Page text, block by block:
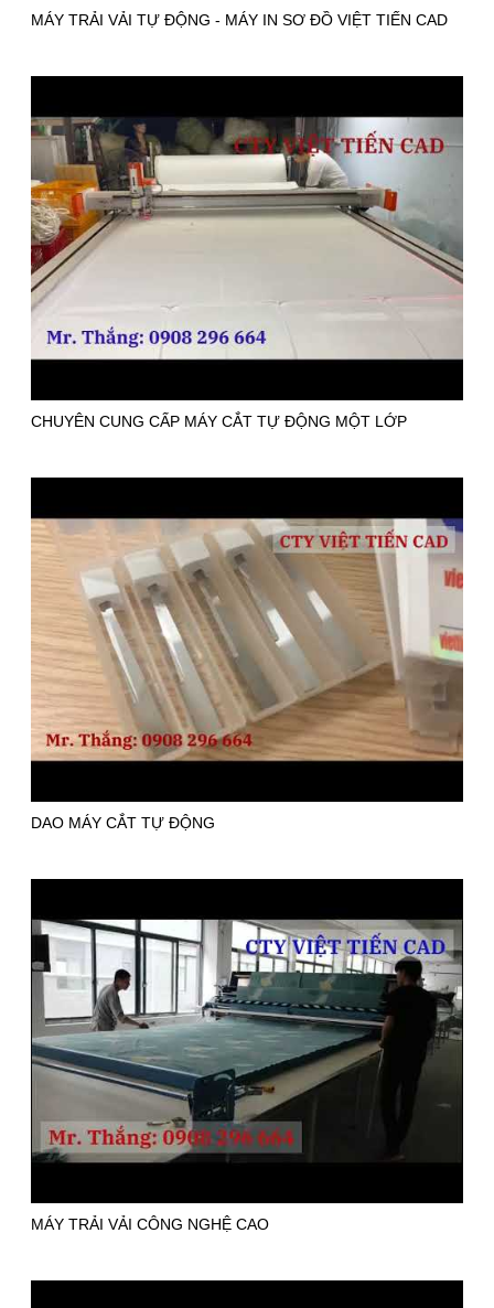
MÁY TRẢI VẢI TỰ ĐỘNG - MÁY IN SƠ ĐỒ VIỆT TIẾN CAD
CHUYÊN CUNG CẤP MÁY CẮT TỰ ĐỘNG MỘT LỚP
DAO MÁY CẮT TỰ ĐỘNG
MÁY TRẢI VẢI CÔNG NGHỆ CAO